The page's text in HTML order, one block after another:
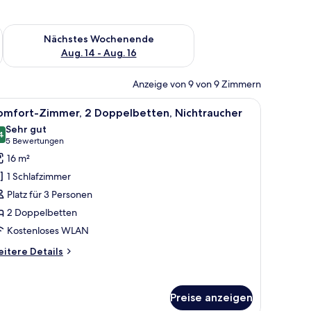
Aug. 7 - Aug. 9.
Nächstes Wochenende
Aug. 14 - Aug. 16
Überprüfe die Verfügbarkeit für nächstes Wochenende, Aug.
Anzeige von 9 von 9 Zimmern
Spiegel und Wandbildern.
Doppelbetten,
Ein Zimmer mit zwei Betten, einem Sessel,
11 Zimmer, 2 Doppelbetten, Nichtraucher
von 10
Sehr gut
5 Bewertungen
(5
Bewertungen)
16 m²
1 Schlafzimmer
Platz für 3 Personen
2 Doppelbetten
Kostenloses WLAN
Details
Preise anzeigen